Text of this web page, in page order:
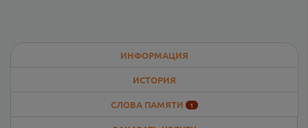
ИНФОРМАЦИЯ
ИСТОРИЯ
СЛОВА ПАМЯТИ 1